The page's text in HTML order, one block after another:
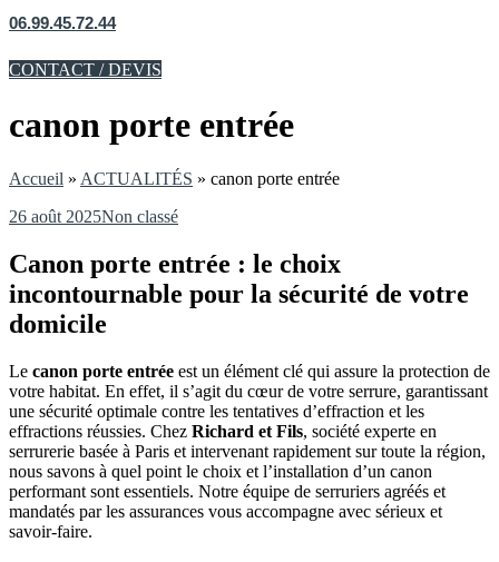
06.99.45.72.44
CONTACT / DEVIS
canon porte entrée
Accueil » ACTUALITÉS » canon porte entrée
26 août 2025Non classé
Canon porte entrée : le choix
incontournable pour la sécurité de votre
domicile
Le canon porte entrée est un élément clé qui assure la protection de
votre habitat. En effet, il s’agit du cœur de votre serrure, garantissant
une sécurité optimale contre les tentatives d’effraction et les
effractions réussies. Chez Richard et Fils, société experte en
serrurerie basée à Paris et intervenant rapidement sur toute la région,
nous savons à quel point le choix et l’installation d’un canon
performant sont essentiels. Notre équipe de serruriers agréés et
mandatés par les assurances vous accompagne avec sérieux et
savoir-faire.